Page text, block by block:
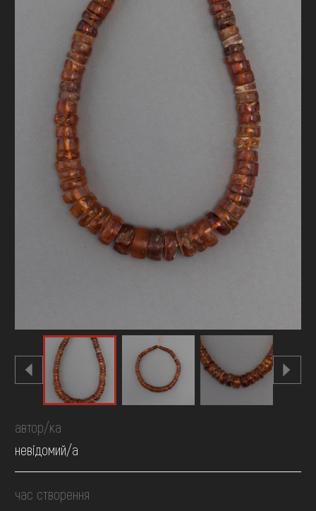
ПІДТРИМАТИ
автор/ка
невідомий/а
час створення